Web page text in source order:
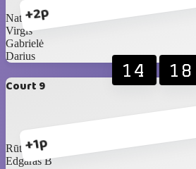
+2p
Natalija
Virgis
Gabrielė
Darius
Court 9
+1p
14 18
Rūta
Edgaras B